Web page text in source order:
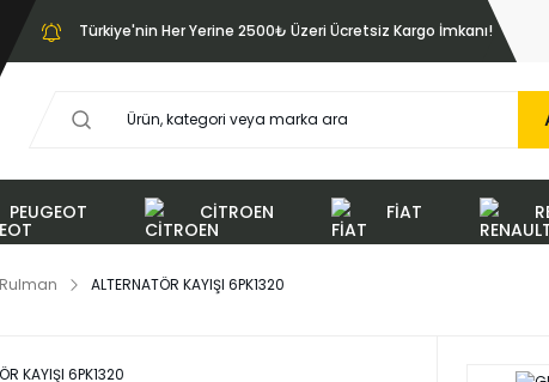
Türkiye'nin Her Yerine 2500₺ Üzeri Ücretsiz Kargo İmkanı!
PEUGEOT CİTROEN FİAT
ALTERNATÖR KAYIŞI 6PK1320